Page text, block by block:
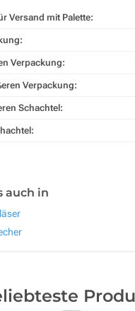
Versand mit Palette:
Verpackung:
Verpackung:
Schachtel:
auch in